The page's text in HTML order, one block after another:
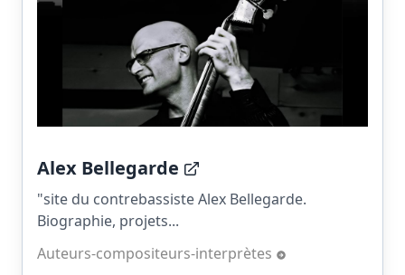
Alex Bellegarde
"site du contrebassiste Alex Bellegarde.
Biographie, projets...
Auteurs-compositeurs-interprètes